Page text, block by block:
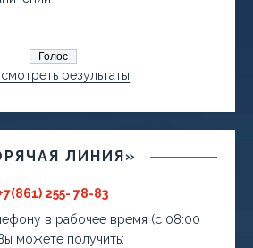
результаты
ЛИНИЯ»
255- 78-83
в рабочее время (с 08:00
можете получить: